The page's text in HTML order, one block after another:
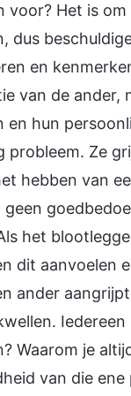
voor? Het is
dus
en
van de ander,
en hun
probleem. Ze
hebben van
geen
het
dit aanvoelen
ander
Waarom je
van die